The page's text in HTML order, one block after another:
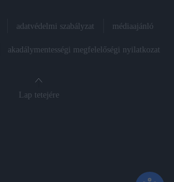
adatvédelmi szabályzat médiaajánló
akadálymentességi megfelelőségi nyilatkozat
Lap tetejére